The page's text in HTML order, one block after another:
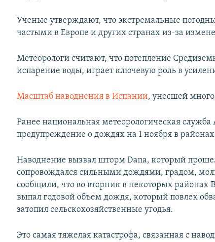
Ученые утверждают, что экстремальные
частыми в Европе и других странах из-за
Метеорологи считают, что потепление
испарение воды, играет ключевую роль в
Масштаб наводнения в Испании, унесшей
Ранее национальная метеорологическая служба
предупреждение о дождях на 1 ноября в
Наводнение вызвал шторм Dana, который
сопровождался сильными дождями, градом,
сообщили, что во вторник в некоторых районах
выпал годовой объем дождя, который повлек
затопил сельскохозяйственные угодья.
Это самая тяжелая катастрофа, связанная с